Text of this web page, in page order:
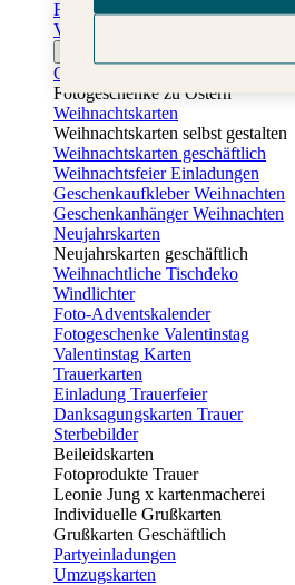
Fotogeschenke Vatertag
Vatertagskarten
Osterkarten
Fotogeschenke zu Ostern
Weihnachtskarten
Weihnachtskarten selbst gestalten
Weihnachtskarten geschäftlich
Weihnachtsfeier Einladungen
Geschenkaufkleber Weihnachten
Geschenkanhänger Weihnachten
Neujahrskarten
Neujahrskarten geschäftlich
Weihnachtliche Tischdeko
Windlichter
Foto-Adventskalender
Fotogeschenke Valentinstag
Valentinstag Karten
Trauerkarten
Einladung Trauerfeier
Danksagungskarten Trauer
Sterbebilder
Beileidskarten
Fotoprodukte Trauer
Leonie Jung x kartenmacherei
Individuelle Grußkarten
Grußkarten Geschäftlich
Partyeinladungen
Umzugskarten